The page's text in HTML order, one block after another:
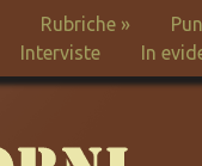
Rubriche»
Interviste In